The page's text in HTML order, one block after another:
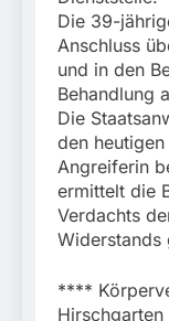
Die 39-
Anschluss
und in den
Behandlung
Die
den
Angreiferin
ermittelt die
Verdachts
Widerstands
****
Hirschgarten